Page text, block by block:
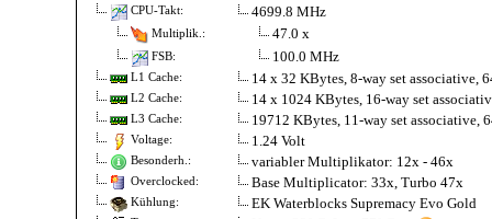
CPU-Takt: 4699.8 MHz
Multiplik.: 47.0 x
FSB: 100.0 MHz
L1 Cache: 14 x 32 KBytes, 8-way set associative,
L2 Cache: 14 x 1024 KBytes, 16-way set
L3 Cache: 19712 KBytes, 11-way set associative,
Voltage: 1.24 Volt
Besonderh.: variabler Multiplikator: 12x - 46x
Overclocked: Base Multiplicator: 33x, Turbo 47x
Kühlung: EK Waterblocks Supremacy Evo Gold